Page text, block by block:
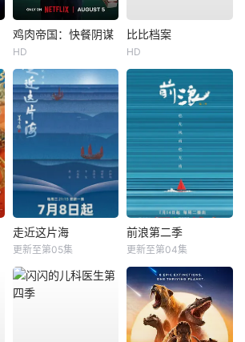
鸡肉帝国：快餐阴谋
HD
比比档案
HD
走近这片海
更新至第05集
前浪第二季
更新至第04集